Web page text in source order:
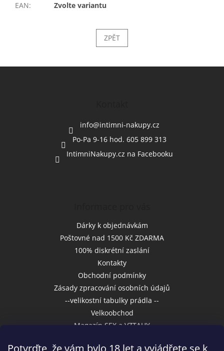
EAN: Zvolte variantu
ZPĚT
info@intimni-nakupy.cz
Po-Pa 9-16 hod. 605 899 313
IntimniNakupy.cz na Facebooku
Dárky k objednávkám
Poštovné nad 1500 Kč ZDARMA
100% diskrétní zaslání
Kontakty
Obchodní podmínky
Zásady zpracování osobních údajů
--velikostní tabulky prádla --
Velkoobchod
Magazín SEX a VZTAHY